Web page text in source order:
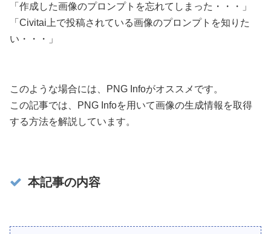
「作成した画像のプロンプトを忘れてしまった・・・」
「Civitai上で投稿されている画像のプロンプトを知りた
い・・・」
このような場合には、PNG Infoがオススメです。
この記事では、PNG Infoを用いて画像の生成情報を取得
する方法を解説しています。
本記事の内容